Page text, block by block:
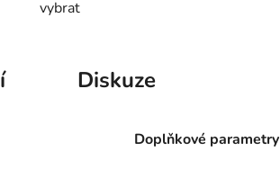
vybrat
Diskuze
Doplňkové parametry